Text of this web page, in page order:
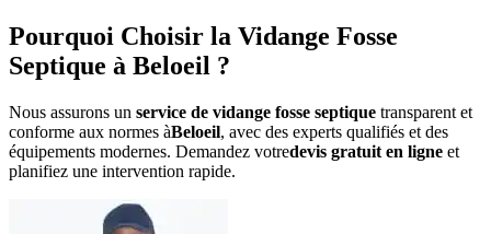
Pourquoi Choisir la Vidange Fosse
Septique à Beloeil ?
Nous assurons un service de vidange fosse septique transparent et
conforme aux normes àBeloeil, avec des experts qualifiés et des
équipements modernes. Demandez votredevis gratuit en ligne et
planifiez une intervention rapide.